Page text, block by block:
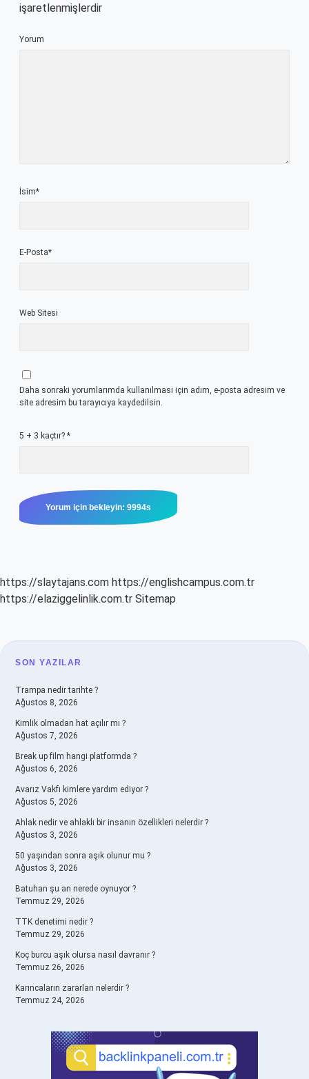
işaretlenmişlerdir
Yorum
İsim*
E-Posta*
Web Sitesi
Daha sonraki yorumlarımda kullanılması için adım, e-posta adresim ve
site adresim bu tarayıcıya kaydedilsin.
5 + 3 kaçtır? *
https://slaytajans.com https://englishcampus.com.tr
https://elaziggelinlik.com.tr Sitemap
SIDEBAR
SON YAZILAR
Trampa nedir tarihte ?
Ağustos 8, 2026
Kimlik olmadan hat açılır mı ?
Ağustos 7, 2026
Break up film hangi platformda ?
Ağustos 6, 2026
Avarız Vakfı kimlere yardım ediyor ?
Ağustos 5, 2026
Ahlak nedir ve ahlaklı bir insanın özellikleri nelerdir ?
Ağustos 3, 2026
50 yaşından sonra aşık olunur mu ?
Ağustos 3, 2026
Batuhan şu an nerede oynuyor ?
Temmuz 29, 2026
TTK denetimi nedir ?
Temmuz 29, 2026
Koç burcu aşık olursa nasıl davranır ?
Temmuz 26, 2026
Karıncaların zararları nelerdir ?
Temmuz 24, 2026